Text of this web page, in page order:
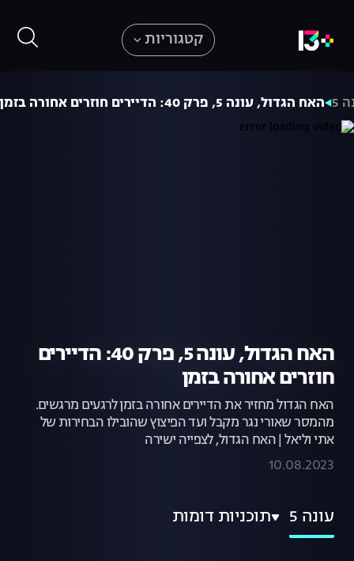
קטגוריות
5 האח הגדול, עונה 5, פרק 40: הדיירים חוזרים אחורה בזמן
האח הגדול, עונה 5, פרק 40: הדיירים
חוזרים אחורה בזמן
האח הגדול מחזיר את הדיירים אחורה בזמן לרגעים מרגשים.
מהמסר שאורי נגר מקבל ועד הפיצוץ שהובילו הבחירות של
אתי וליאל | האח הגדול, לצפייה ישירה
10.08.2023
עונה 5 תוכניות דומות